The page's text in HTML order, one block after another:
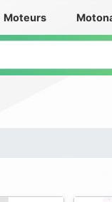
Moteurs